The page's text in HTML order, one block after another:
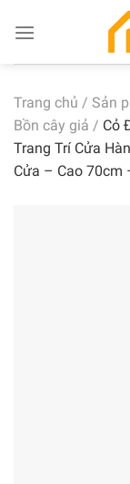
Trang chủ / Sản
Bồn cây giả / Cỏ
Trang Trí Cửa
Cửa – Cao 70cm